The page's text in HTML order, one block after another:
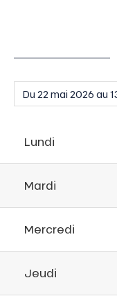
Lundi
Mardi
Mercredi
Jeudi